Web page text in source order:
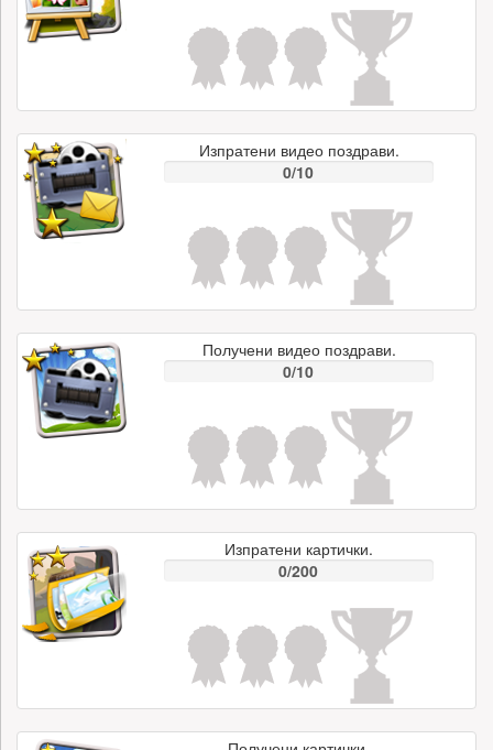
Изпратени видео поздрави.
0/10
Получени видео поздрави.
0/10
Изпратени картички.
0/200